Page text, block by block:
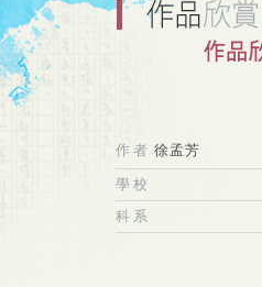
作者 徐孟芳
學校
科系